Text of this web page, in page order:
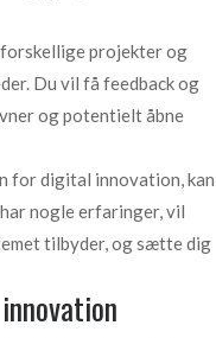
forskellige projekter og
Du vil få feedback og
og potentielt åbne
for digital innovation, kan
nogle erfaringer, vil
tilbyder, og sætte dig